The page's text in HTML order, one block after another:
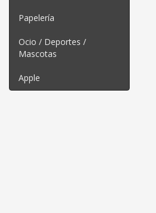
Papelería
Ocio / Deportes /
Mascotas
Apple